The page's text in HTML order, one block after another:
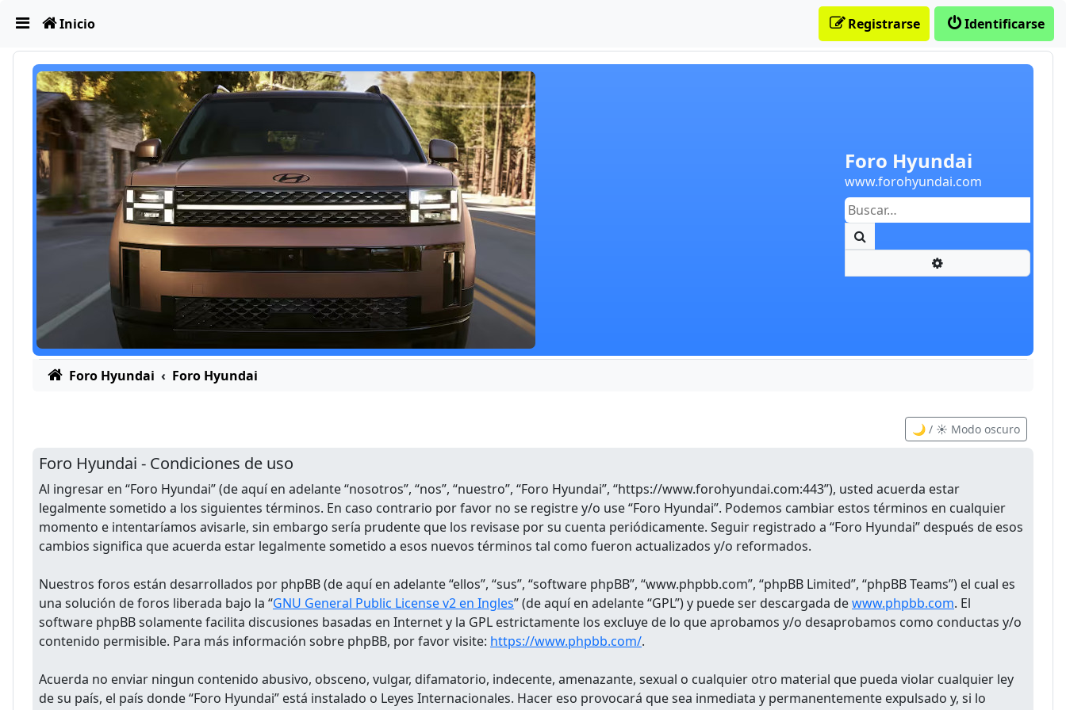
Obviar
Foro Hyundai
www.forohyundai.com
Inicio Identificarse
Registrarse
Foro Hyundai Foro Hyundai
🌙 / ☀️ Modo oscuro
Foro Hyundai - Condiciones de uso
Al ingresar en “Foro Hyundai” (de aquí en adelante “nosotros”, “nos”, “nuestro”, “Foro Hyundai”, “https://www.forohyundai.com:443”), usted acuerda estar
legalmente sometido a los siguientes términos. En caso contrario por favor no se registre y/o use “Foro Hyundai”. Podemos cambiar estos términos en cualquier
momento e intentaríamos avisarle, sin embargo sería prudente que los revisase por su cuenta periódicamente. Seguir registrado a “Foro Hyundai” después de esos
cambios significa que acuerda estar legalmente sometido a esos nuevos términos tal como fueron actualizados y/o reformados.
Nuestros foros están desarrollados por phpBB (de aquí en adelante “ellos”, “sus”, “software phpBB”, “www.phpbb.com”, “phpBB Limited”, “phpBB Teams”) el cual es
una solución de foros liberada bajo la “GNU General Public License v2 en Ingles” (de aquí en adelante “GPL”) y puede ser descargada dewww.phpbb.com. El
software phpBB solamente facilita discusiones basadas en Internet y la GPL estrictamente los excluye de lo que aprobamos y/o desaprobamos como conductas y/o
contenido permisible. Para más información sobre phpBB, por favor visite: https://www.phpbb.com/.
Acuerda no enviar ningun contenido abusivo, obsceno, vulgar, difamatorio, indecente, amenazante, sexual o cualquier otro material que pueda violar cualquier ley
de su país, el país donde “Foro Hyundai” está instalado o Leyes Internacionales. Hacer eso provocará que sea inmediata y permanentemente expulsado y, si lo